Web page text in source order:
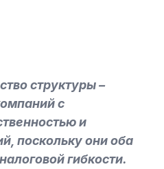
структуры –
с
и
поскольку они оба
гибкости.